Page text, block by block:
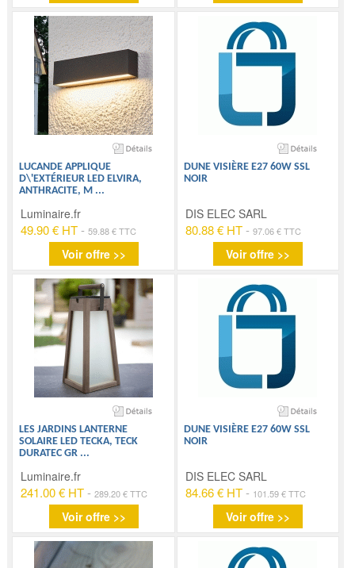
LUCANDE APPLIQUE
D\'EXTÉRIEUR LED ELVIRA,
ANTHRACITE, M ...
Luminaire.fr
49.90 € HT -59.88 € TTC
Voir offre >>
DUNE VISIÈRE E27 60W SSL
NOIR
DIS ELEC SARL
80.88 € HT- 97.06 € TTC
Voir offre >>
LES JARDINS LANTERNE
SOLAIRE LED TECKA, TECK
DURATEC GR ...
Luminaire.fr
241.00 € HT -289.20 € TTC
Voir offre >>
DUNE VISIÈRE E27 60W SSL
NOIR
DIS ELEC SARL
84.66 € HT- 101.59 € TTC
Voir offre >>